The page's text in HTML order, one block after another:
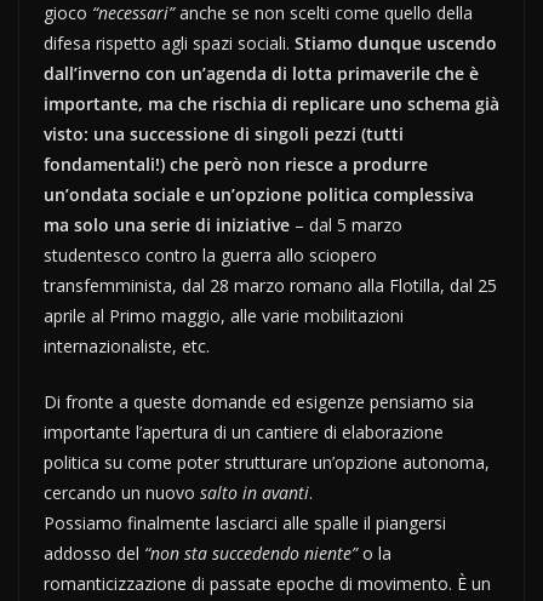
gioco “necessari”anche se non scelti come quello della
difesa rispetto agli spazi sociali. Stiamo dunque uscendo
dall’inverno con un’agenda di lotta primaverile che è
importante, ma che rischia di replicare uno schema già
visto: una successione di singoli pezzi (tutti
fondamentali!) che però non riesce a produrre
un’ondata sociale e un’opzione politica complessiva
ma solo una serie di iniziative – dal 5 marzo
studentesco contro la guerra allo sciopero
transfemminista, dal 28 marzo romano alla Flotilla, dal 25
aprile al Primo maggio, alle varie mobilitazioni
internazionaliste, etc.
Di fronte a queste domande ed esigenze pensiamo sia
importante l’apertura di un cantiere di elaborazione
politica su come poter strutturare un’opzione autonoma,
cercando un nuovo salto in avanti.
Possiamo finalmente lasciarci alle spalle il piangersi
addosso del “non sta succedendo niente”o la
romanticizzazione di passate epoche di movimento. È un